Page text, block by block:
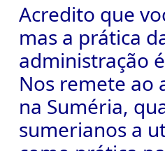
Acredito que
mas a prática
administração
Nos remete ao
na Suméria,
sumerianos a